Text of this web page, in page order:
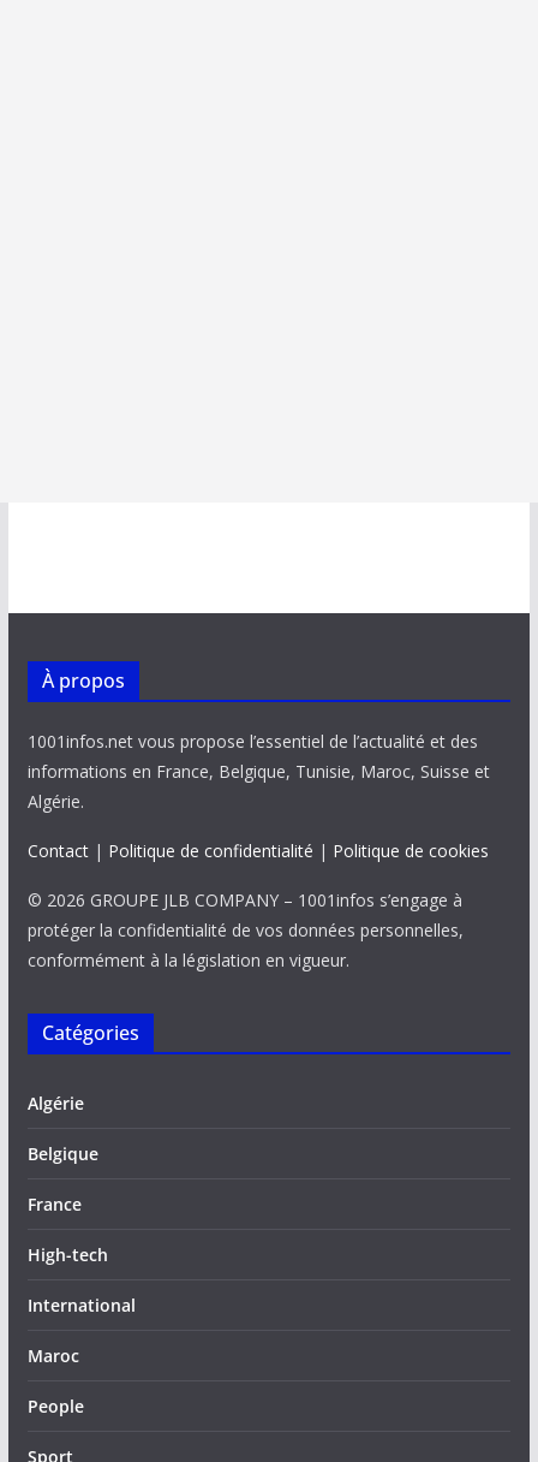
À propos
1001infos.net vous propose l’essentiel de l’actualité et des
informations en France, Belgique, Tunisie, Maroc, Suisse et
Algérie.
Contact| Politique de confidentialité | Politique de cookies
© 2026 GROUPE JLB COMPANY – 1001infos s’engage à
protéger la confidentialité de vos données personnelles,
conformément à la législation en vigueur.
Catégories
Algérie
Belgique
France
High-tech
International
Maroc
People
Sport